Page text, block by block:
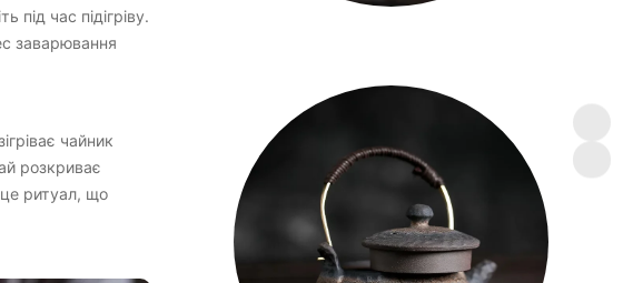
під час підігріву.
заварювання
чайник
розкриває
ритуал, що